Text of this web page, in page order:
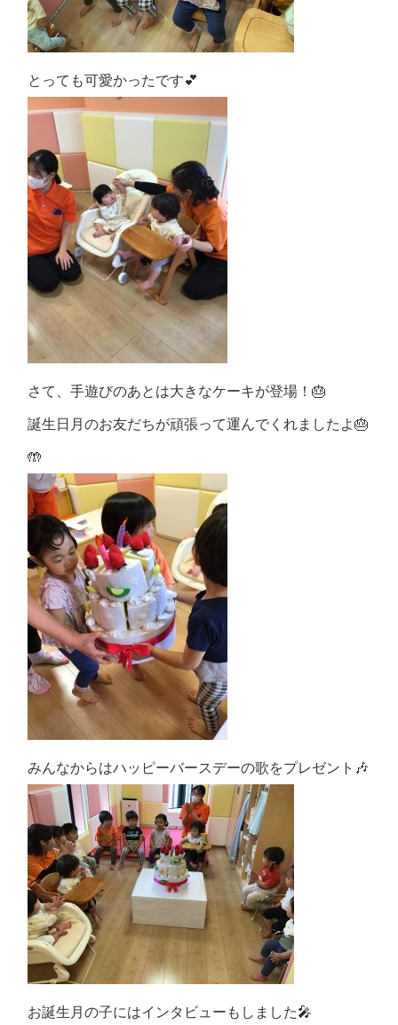
とっても可愛かったです︎‪💕
さて、手遊びのあとは大きなケーキが登場！🎂
誕生日月のお友だちが頑張って運んでくれましたよ🎂
🤲
みんなからはハッピーバースデーの歌をプレゼント🎶
お誕生月の子にはインタビューもしました🎤